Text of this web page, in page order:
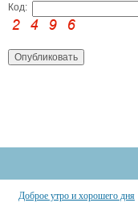
Код:
Доброе утро и хорошего дня